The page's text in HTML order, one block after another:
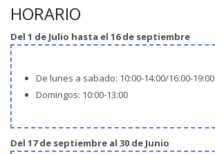
HORARIO
Del 1 de Julio hasta el 16 de septiembre
De lunes a sabado: 10:00-14:00/16:00-19:00
Domingos: 10:00-13:00
Del 17 de septiembre al 30 de Junio